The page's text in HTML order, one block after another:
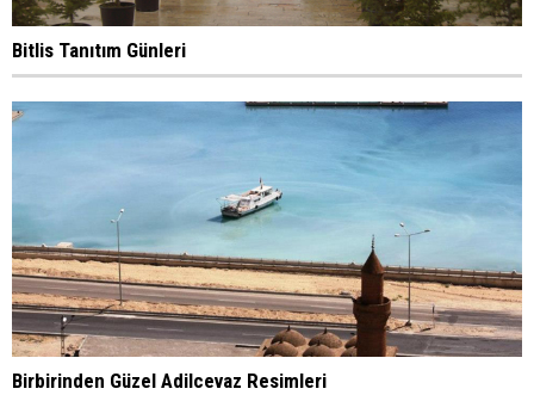
Bitlis Tanıtım Günleri
Birbirinden Güzel Adilcevaz Resimleri